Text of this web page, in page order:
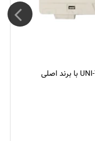
اسیلوسکوپ +UNI-T UTD2052CL با برند اصلی